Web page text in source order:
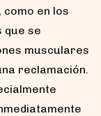
como en los
que se
musculares
reclamación.